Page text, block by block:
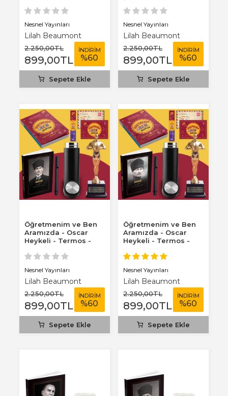
Nesnel Yayınları
Lilah Beaumont
2.250,00TL
899,00TL
İNDİRİM
%60
Sepete Ekle
Nesnel Yayınları
Lilah Beaumont
2.250,00TL
899,00TL
İNDİRİM
%60
Sepete Ekle
Öğretmenim ve Ben
Aramızda - Oscar
Heykeli - Termos -
Nesnel Yayınları
Lilah Beaumont
2.250,00TL
899,00TL
İNDİRİM
%60
Sepete Ekle
Öğretmenim ve Ben
Aramızda - Oscar
Heykeli - Termos -
Nesnel Yayınları
Lilah Beaumont
2.250,00TL
899,00TL
İNDİRİM
%60
Sepete Ekle